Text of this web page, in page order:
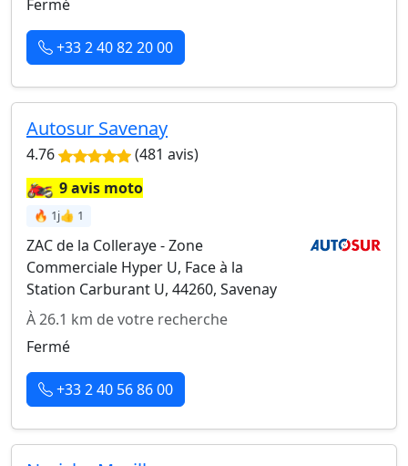
Fermé
+33 2 40 82 20 00
Autosur Savenay
4.76 (481 avis)
🏍️9 avis moto
🔥 1j👍 1
ZAC de la Colleraye - Zone
Commerciale Hyper U, Face à la
Station Carburant U, 44260, Savenay
À 26.1 km de votre recherche
Fermé
+33 2 40 56 86 00